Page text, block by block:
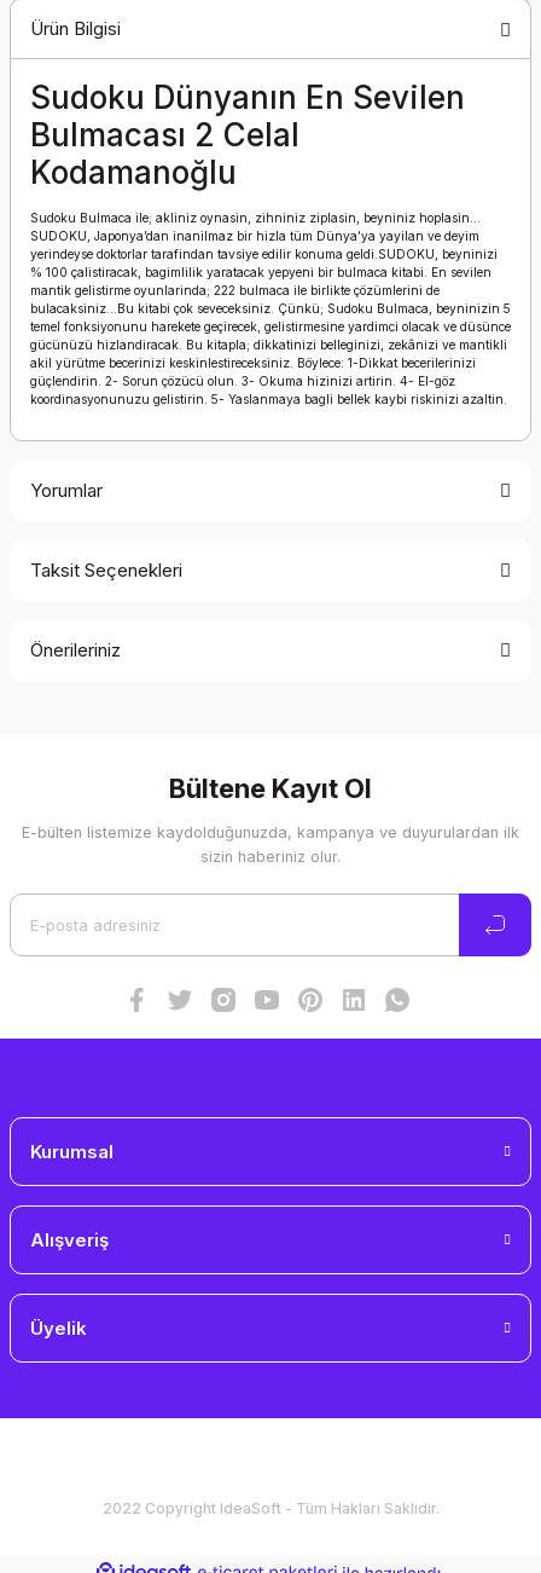
Ürün Bilgisi
Sudoku Dünyanın En Sevilen
Bulmacası 2 Celal
Kodamanoğlu
Sudoku Bulmaca ile; akliniz oynasin, zihniniz ziplasin, beyniniz hoplasin…
SUDOKU, Japonya’dan inanilmaz bir hizla tüm Dünya’ya yayilan ve deyim
yerindeyse doktorlar tarafindan tavsiye edilir konuma geldi.SUDOKU, beyninizi
% 100 çalistiracak, bagimlilik yaratacak yepyeni bir bulmaca kitabi. En sevilen
mantik gelistirme oyunlarinda; 222 bulmaca ile birlikte çözümlerini de
bulacaksiniz...Bu kitabi çok seveceksiniz. Çünkü; Sudoku Bulmaca, beyninizin 5
temel fonksiyonunu harekete geçirecek, gelistirmesine yardimci olacak ve düsünce
gücünüzü hizlandiracak. Bu kitapla; dikkatinizi belleginizi, zekânizi ve mantikli
akil yürütme becerinizi keskinlestireceksiniz. Böylece: 1-Dikkat becerilerinizi
güçlendirin. 2- Sorun çözücü olun. 3- Okuma hizinizi artirin. 4- El-göz
koordinasyonunuzu gelistirin. 5- Yaslanmaya bagli bellek kaybi riskinizi azaltin.
Yorumlar
Taksit Seçenekleri
Önerileriniz
Görüş ve önerileriniz için teşekkür ederiz.
Ürün resmi kalitesiz, bozuk veya görüntülenemiyor.
Bültene Kayıt Ol
E-bülten listemize kaydolduğunuzda, kampanya ve duyurulardan ilk
sizin haberiniz olur.
Kurumsal
Alışveriş
Üyelik
2022 Copyright IdeaSoft - Tüm Hakları Saklıdır.